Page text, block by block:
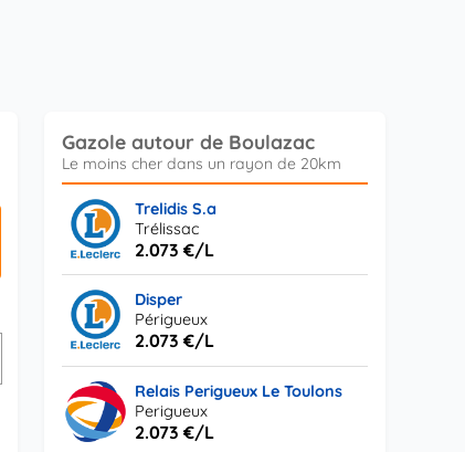
Gazole autour de Boulazac
Trelidis S.a
Trélissac
2.073 €/L
Disper
Périgueux
2.073 €/L
Relais Perigueux Le Toulons
Perigueux
2.073 €/L